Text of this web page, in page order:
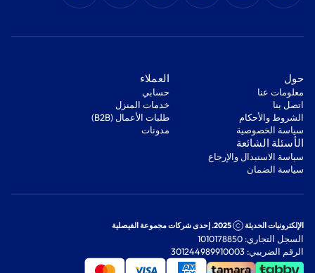
‫حول‬
معلومات عنا
اتصل بنا
‫الشروط والأحكام‬
‫سياسة الخصوصية‬
‫العملاء‬
‫حسابي‬
‫خدمات المنزل‬
‫طلبات الأعمال (B2B)‬
مدونات
‫الأسئلة الشائعة‬
‫سياسة الاستبدال والإرجاع‬
‫سياسة الضمان‬
الإلكترونيات الحديثة 2025. إحدى شركات مجموعة الفيصلية
السجل التجاري: 1010178850
الرقم الضريبي: 301244989910003